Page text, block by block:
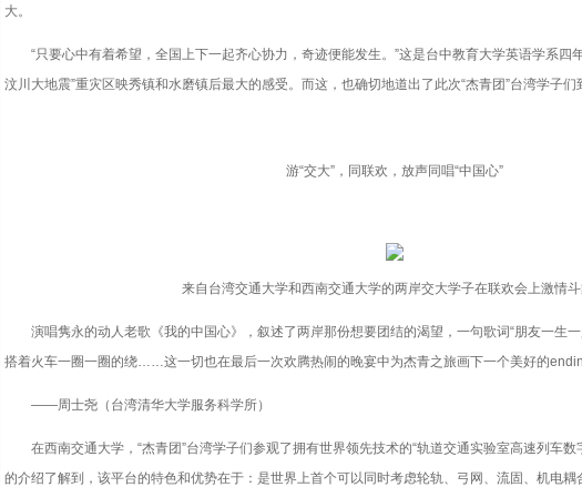
大。
“只要心中有着希望，全国上下一起齐心协力，奇迹便能发生。”这是台中教育大学英语学系四
汶川大地震”重灾区映秀镇和水磨镇后最大的感受。而这，也确切地道出了此次“杰青团”台湾学子们
游“交大”，同联欢，放声同唱“中国心”
来自台湾交通大学和西南交通大学的两岸交大学子在联欢会上激情斗
演唱隽永的动人老歌《我的中国心》，叙述了两岸那份想要团结的渴望，一句歌词“朋友一生一
搭着火车一圈一圈的绕……这一切也在最后一次欢腾热闹的晚宴中为杰青之旅画下一个美好的
——周士尧（台湾清华大学服务科学所）
在西南交通大学，“杰青团”台湾学子们参观了拥有世界领先技术的“轨道交通实验室高速列车数
的介绍了解到，该平台的特色和优势在于：是世界上首个可以同时考虑轮轨、弓网、流固、机电